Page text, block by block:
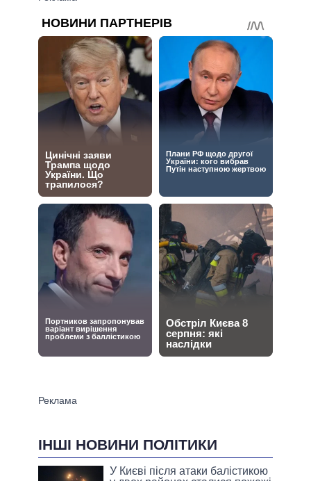
ІНШІ НОВИНИ ПОЛІТИКИ
У Києві після атаки балістикою